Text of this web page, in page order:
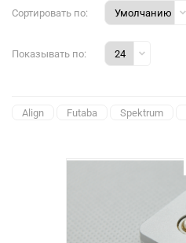
Сортировать по:
Показывать по:
Align Futaba Spektrum